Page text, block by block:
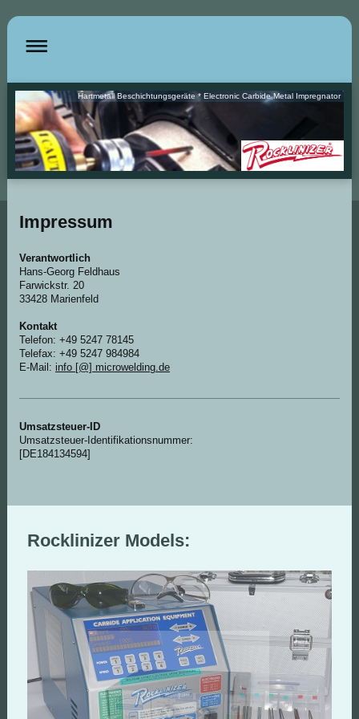
Hartmetall Beschichtungsgeräte * Electronic Carbide Metal Impregnator
Impressum
Verantwortlich
Hans-Georg Feldhaus
Farwickstr. 20
33428 Marienfeld
Kontakt
Telefon: +49 5247 78145
Telefax: +49 5247 984984
E-Mail: info [@] microwelding.de
Umsatzsteuer-ID
Umsatzsteuer-Identifikationsnummer:
[DE184134594]
Rocklinizer Models: